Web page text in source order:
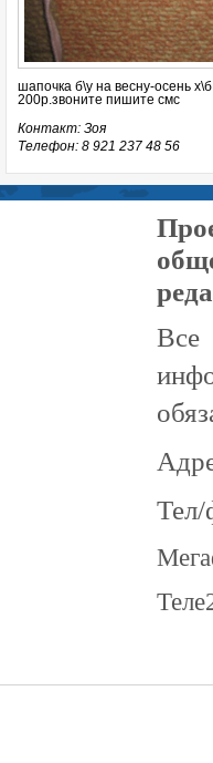
шапочка б\у на весну-осень
200р.звоните пишите смс
Контакт: Зоя
Телефон: 8 921 237 48 56